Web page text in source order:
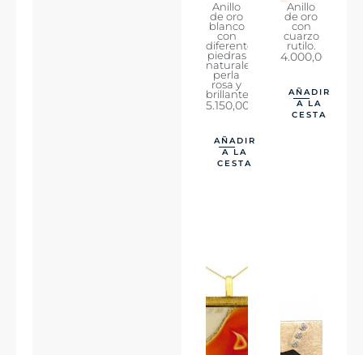
Anillo
de oro
blanco
con
diferentes
piedras
naturales,
perla
rosa y
brillantes
5.150,00
AÑADIR
A LA
CESTA
Anillo
de oro
con
cuarzo
rutilo.
4.000,00
AÑADIR
A LA
CESTA